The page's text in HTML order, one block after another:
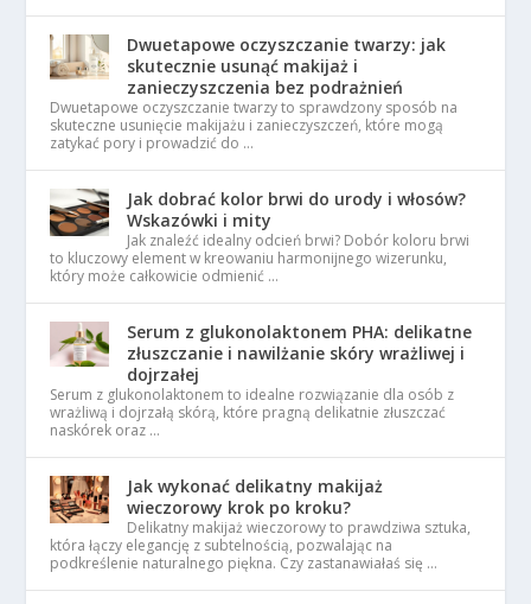
Dwuetapowe oczyszczanie twarzy: jak
skutecznie usunąć makijaż i
zanieczyszczenia bez podrażnień
Dwuetapowe oczyszczanie twarzy to sprawdzony sposób na
skuteczne usunięcie makijażu i zanieczyszczeń, które mogą
zatykać pory i prowadzić do …
Jak dobrać kolor brwi do urody i włosów?
Wskazówki i mity
Jak znaleźć idealny odcień brwi? Dobór koloru brwi
to kluczowy element w kreowaniu harmonijnego wizerunku,
który może całkowicie odmienić …
Serum z glukonolaktonem PHA: delikatne
złuszczanie i nawilżanie skóry wrażliwej i
dojrzałej
Serum z glukonolaktonem to idealne rozwiązanie dla osób z
wrażliwą i dojrzałą skórą, które pragną delikatnie złuszczać
naskórek oraz …
Jak wykonać delikatny makijaż
wieczorowy krok po kroku?
Delikatny makijaż wieczorowy to prawdziwa sztuka,
która łączy elegancję z subtelnością, pozwalając na
podkreślenie naturalnego piękna. Czy zastanawiałaś się …